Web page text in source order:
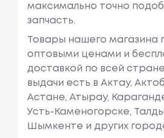
максимально точно
запчасть.
Товары нашего магазина
оптовыми ценами и
доставкой по всей
выдачи есть в Актау,
Астане, Атырау,
Усть-Каменогорске,
Шымкенте и других